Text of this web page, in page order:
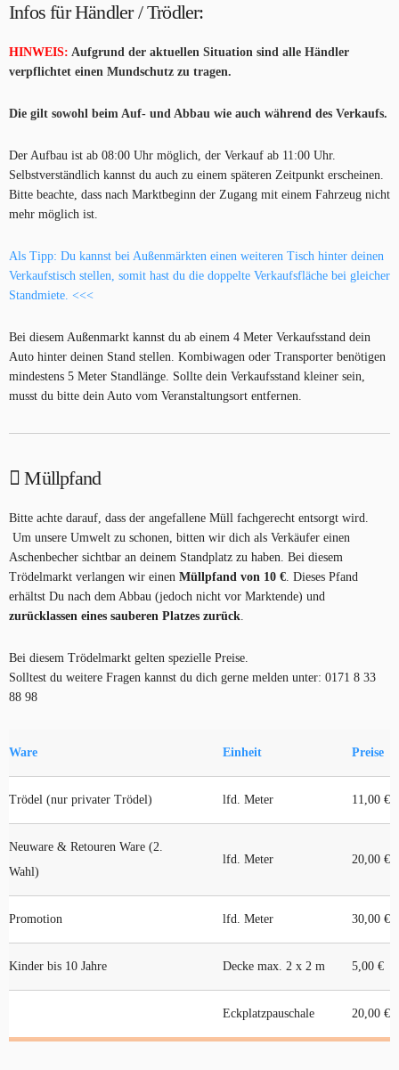
Infos für Händler / Trödler:
HINWEIS: Aufgrund der aktuellen Situation sind alle Händler
verpflichtet einen Mundschutz zu tragen.
Die gilt sowohl beim Auf- und Abbau wie auch während des Verkaufs.
Der Aufbau ist ab 08:00 Uhr möglich, der Verkauf ab 11:00 Uhr.
Selbstverständlich kannst du auch zu einem späteren Zeitpunkt erscheinen.
Bitte beachte, dass nach Marktbeginn der Zugang mit einem Fahrzeug nicht
mehr möglich ist.
Als Tipp: Du kannst bei Außenmärkten einen weiteren Tisch hinter deinen
Verkaufstisch stellen, somit hast du die doppelte Verkaufsfläche bei gleicher
Standmiete. <<<
Bei diesem Außenmarkt kannst du ab einem 4 Meter Verkaufsstand dein
Auto hinter deinen Stand stellen. Kombiwagen oder Transporter benötigen
mindestens 5 Meter Standlänge. Sollte dein Verkaufsstand kleiner sein,
musst du bitte dein Auto vom Veranstaltungsort entfernen.
Müllpfand
Bitte achte darauf, dass der angefallene Müll fachgerecht entsorgt wird.
Um unsere Umwelt zu schonen, bitten wir dich als Verkäufer einen
Aschenbecher sichtbar an deinem Standplatz zu haben. Bei diesem
Trödelmarkt verlangen wir einen Müllpfand von 10 €. Dieses Pfand
erhältst Du nach dem Abbau (jedoch nicht vor Marktende) und
zurücklassen eines sauberen Platzes zurück.
Bei diesem Trödelmarkt gelten spezielle Preise.
Solltest du weitere Fragen kannst du dich gerne melden unter: 0171 8 33
88 98
Ware Einheit Preise
Trödel (nur privater Trödel) lfd. Meter 11,00 €
Neuware & Retouren Ware (2.
Wahl)
lfd. Meter 20,00 €
Promotion lfd. Meter 30,00 €
Kinder bis 10 Jahre Decke max. 2 x 2 m 5,00 €
Eckplatzpauschale 20,00 €